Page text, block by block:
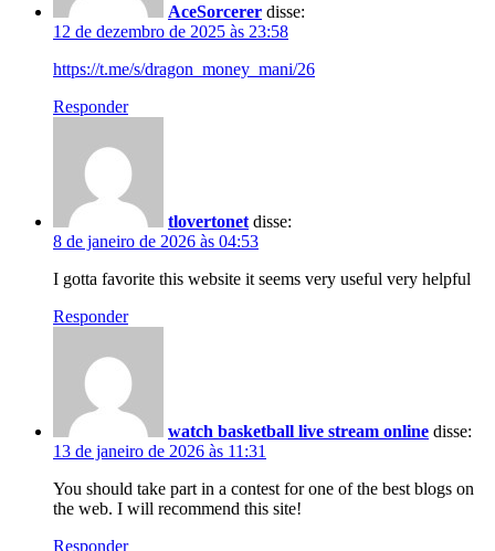
AceSorcerer disse:
12 de dezembro de 2025 às 23:58
https://t.me/s/dragon_money_mani/26
Responder
tlovertonet disse:
8 de janeiro de 2026 às 04:53
I gotta favorite this website it seems very useful very helpful
Responder
watch basketball live stream online disse:
13 de janeiro de 2026 às 11:31
You should take part in a contest for one of the best blogs on
the web. I will recommend this site!
Responder